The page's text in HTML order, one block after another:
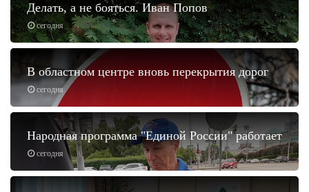
сегодня
Делать, а не бояться. Иван Попов
сегодня
В областном центре вновь перекрытия дорог
сегодня
Народная программа "Единой России" работает